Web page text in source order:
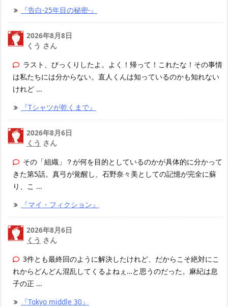
『告白-25年目の秘密-』
2026年8月8日
くう さん
ラスト、びっくりしたよ。よく！帰って！これたな！その事情
は私たちには分からない。直人くんは知っているのかも知れない
けれど ...
『Tシャツが乾くまで』
2026年8月6日
くう さん
その「組織」？が何を目的としているのかが具体的に分かって
きた第5話。真弓が覚醒し、石野奈々美としての記憶が完全に蘇
り、こ ...
『マイ・フィクション』
2026年8月6日
くう さん
3件とも最終回のように解決したけれど、だからこそ絶対にこ
れからどんどん混乱してくるよねぇ…と思うのだった。麻紀は息
子の正 ...
『Tokyo middle 30』